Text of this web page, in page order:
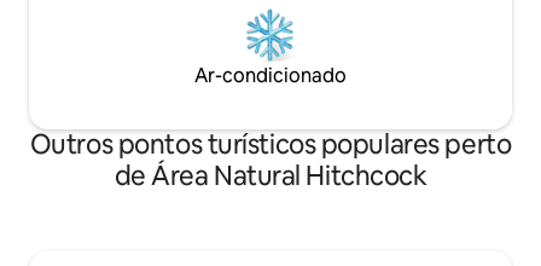
Ar-condicionado
Outros pontos turísticos populares perto
de Área Natural Hitchcock